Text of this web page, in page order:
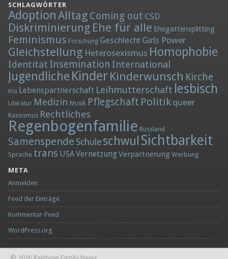
SCHLAGWÖRTER
AdoptionAlltag Coming out CSD
Diskriminierung Ehe für alle Ehegattensplitting
Feminismus Forschung Geschlecht Girls Power
Gleichstellung Heterosexismus Homophobie
Identität Insemination International
Jugendliche Kinder Kinderwunsch Kirche
Kita Lebenspartnerschaft Leihmutterschaft lesbisch
Literatur Medizin Musik Pflegschaft Politik queer
Rassismus Rechtliches
Regenbogenfamilie Russland
Samenspende Schule schwul Sichtbarkeit
Sprache trans USAVernetzung Verpartnerung Werbung
META
Anmelden
Feed der Einträge
Kommentar-Feed
WordPress.org